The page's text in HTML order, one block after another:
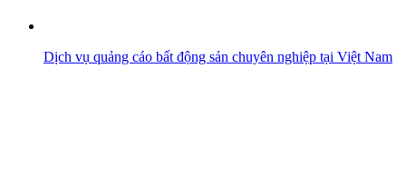
Dịch vụ quảng cáo bất động sản chuyên nghiệp tại Việt Nam